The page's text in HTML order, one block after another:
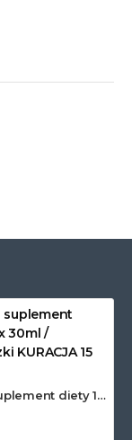
Viusid suplement diety 15 x 30ml / buteleczki KURACJA 15 DNI !